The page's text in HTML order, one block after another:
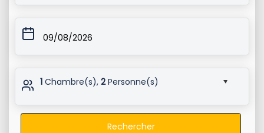
09/08/2026
1 Chambre(s),2Personne(s)
Rechercher